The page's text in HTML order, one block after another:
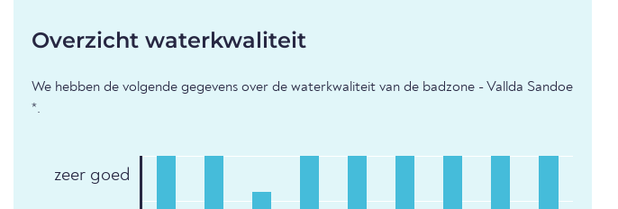
Overzicht waterkwaliteit
We hebben de volgende gegevens over de waterkwaliteit van de badzone - Vallda Sandoe
*.
zeer goed